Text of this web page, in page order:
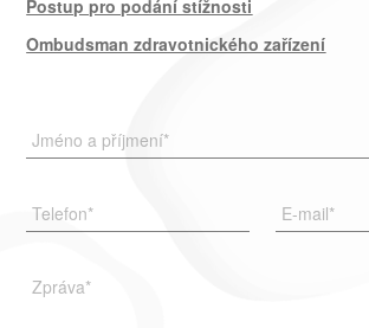
Postup pro podání stížnosti
Ombudsman zdravotnického zařízení
Jméno a příjmení*
Telefon* E-mail*
Zpráva*